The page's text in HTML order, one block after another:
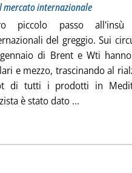
mercato internazionale
piccolo passo
del greggio. Sui
di Brent e Wti
e mezzo, trascinando al
di tutti i prodotti in
è stato dato ...